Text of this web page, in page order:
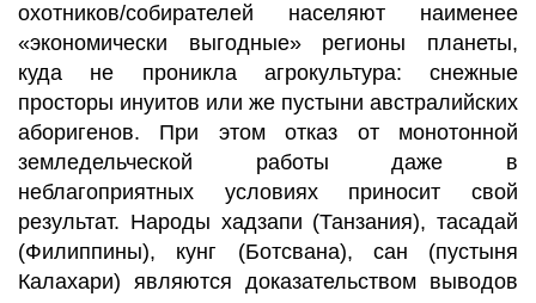
охотников/собирателей населяют наименее
«экономически выгодные» регионы планеты,
куда не проникла агрокультура: снежные
просторы инуитов или же пустыни австралийских
аборигенов. При этом отказ от монотонной
земледельческой работы даже в
неблагоприятных условиях приносит свой
результат. Народы хадзапи (Танзания), тасадай
(Филиппины), кунг (Ботсвана), сан (пустыня
Калахари) являются доказательством выводов